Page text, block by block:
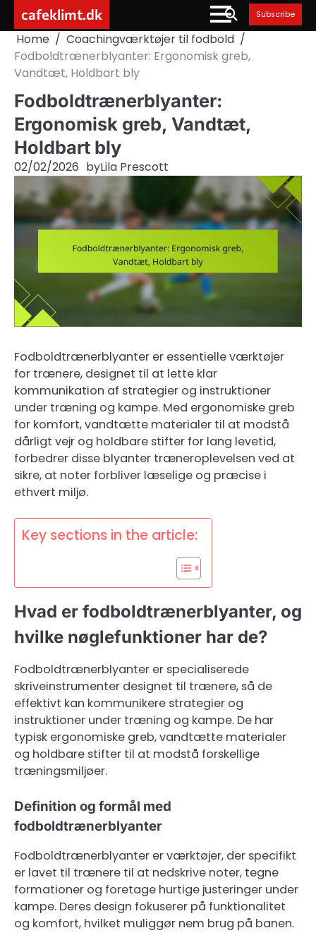
content
cafeklimt.dk Subscribe
Home
Coachingværktøjer til fodbold
Fodboldtrænerblyanter: Ergonomisk greb,
Vandtæt, Holdbart bly
Fodboldtrænerblyanter:
Ergonomisk greb, Vandtæt,
Holdbart bly
02/02/2026 byLila Prescott
Fodboldtrænerblyanter er essentielle værktøjer
for trænere, designet til at lette klar
kommunikation af strategier og instruktioner
under træning og kampe. Med ergonomiske greb
for komfort, vandtætte materialer til at modstå
dårligt vejr og holdbare stifter for lang levetid,
forbedrer disse blyanter træneroplevelsen ved at
sikre, at noter forbliver læselige og præcise i
ethvert miljø.
Key sections in the article:
Hvad er fodboldtrænerblyanter, og
hvilke nøglefunktioner har de?
Fodboldtrænerblyanter er specialiserede
skriveinstrumenter designet til trænere, så de
effektivt kan kommunikere strategier og
instruktioner under træning og kampe. De har
typisk ergonomiske greb, vandtætte materialer
og holdbare stifter til at modstå forskellige
træningsmiljøer.
Definition og formål med
fodboldtrænerblyanter
Fodboldtrænerblyanter er værktøjer, der specifikt
er lavet til trænere til at nedskrive noter, tegne
formationer og foretage hurtige justeringer under
kampe. Deres design fokuserer på funktionalitet
og komfort, hvilket muliggør nem brug på banen.